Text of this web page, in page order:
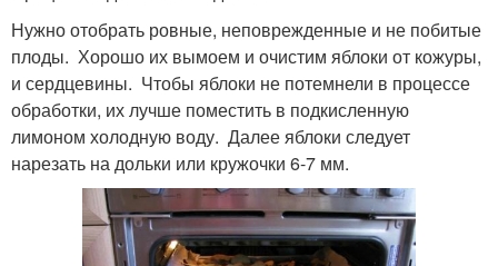
Нужно отобрать ровные, неповрежденные и не побитые
плоды. Хорошо их вымоем и очистим яблоки от кожуры,
и сердцевины. Чтобы яблоки не потемнели в процессе
обработки, их лучше поместить в подкисленную
лимоном холодную воду. Далее яблоки следует
нарезать на дольки или кружочки 6-7 мм.